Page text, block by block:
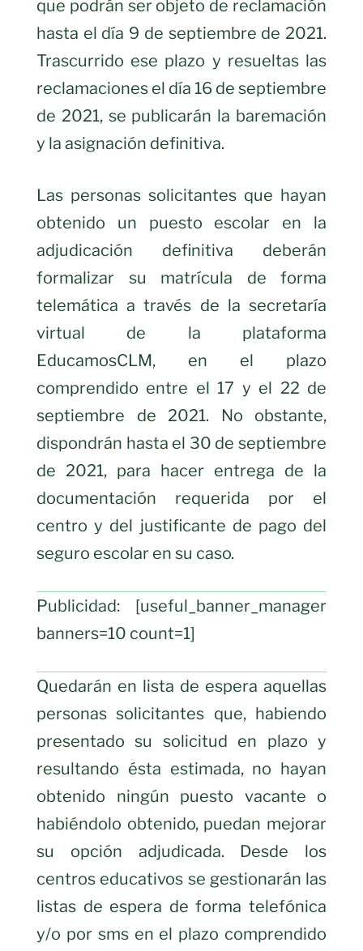
que podrán ser objeto de reclamación
hasta el día 9 de septiembre de 2021.
Trascurrido ese plazo y resueltas las
reclamaciones el día 16 de septiembre
de 2021, se publicarán la baremación
y la asignación definitiva.
Las personas solicitantes que hayan
obtenido un puesto escolar en la
adjudicación definitiva deberán
formalizar su matrícula de forma
telemática a través de la secretaría
virtual de la plataforma
EducamosCLM, en el plazo
comprendido entre el 17 y el 22 de
septiembre de 2021. No obstante,
dispondrán hasta el 30 de septiembre
de 2021, para hacer entrega de la
documentación requerida por el
centro y del justificante de pago del
seguro escolar en su caso.
Publicidad: [useful_banner_manager
banners=10 count=1]
Quedarán en lista de espera aquellas
personas solicitantes que, habiendo
presentado su solicitud en plazo y
resultando ésta estimada, no hayan
obtenido ningún puesto vacante o
habiéndolo obtenido, puedan mejorar
su opción adjudicada. Desde los
centros educativos se gestionarán las
listas de espera de forma telefónica
y/o por sms en el plazo comprendido